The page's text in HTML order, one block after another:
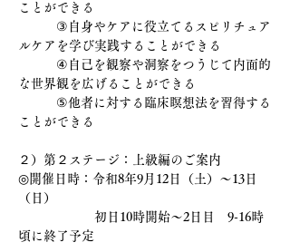
ことができる
③自身やケアに役立てるスピリチュア
ルケアを学び実践することができる
④自己を観察や洞察をつうじて内面的
な世界観を広げることができる
⑤他者に対する臨床瞑想法を習得する
ことができる
２）第２ステージ：上級編のご案内
◎開催日時：令和8年9月12日（土）～13日
（日）
初日10時開始～2日目　9-16時
頃に終了予定